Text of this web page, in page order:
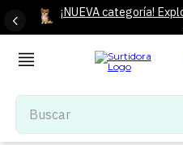
¡NUEVA categoría!
Buscar